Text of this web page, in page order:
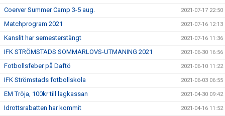
Coerver Summer Camp 3-5 aug. 2021-07-17 22:50
Matchprogram 2021 2021-07-16 12:13
Kanslit har semesterstängt 2021-07-16 11:36
IFK STRÖMSTADS SOMMARLOVS-UTMANING 2021 2021-06-30 16:56
Fotbollsfeber på Daftö 2021-06-10 11:22
IFK Strömstads fotbollskola 2021-06-03 06:55
EM Tröja, 100kr till lagkassan 2021-04-30 09:42
Idrottsrabatten har kommit 2021-04-16 11:52